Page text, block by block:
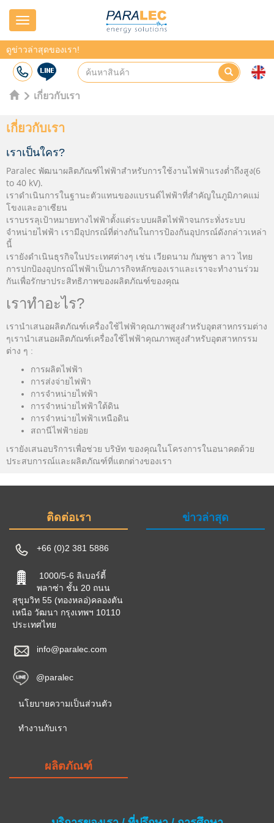
Navigation
ดูข่าวล่าสุดของเรา!
เกี่ยวกับเรา
เกี่ยวกับเรา
เราเป็นใคร?
Paralec พัฒนาผลิตภัณฑ์ไฟฟ้าสำหรับการใช้งานไฟฟ้าแรงต่ำถึงสูง(6
to 40 kV).
เราดำเนินการในฐานะตัวแทนของแบรนด์ไฟฟ้าที่สำคัญในภูมิภาคแม่
โขงและอาเซียน
เราบรรลุเป้าหมายทางไฟฟ้าตั้งแต่ระบบผลิตไฟฟ้าจนกระทั่งระบบ
จำหน่ายไฟฟ้า เรามีอุปกรณ์ที่ต่างกันในการป้องกันอุปกรณ์ดังกล่าวเหล่า
นี้
เรายังดำเนินธุรกิจในประเทศต่างๆ เช่น เวียดนาม กัมพูชา ลาว ไทย
การปกป้องอุปกรณ์ไฟฟ้าเป็นภารกิจหลักของเราและเราจะทำงานร่วม
กันเพื่อรักษาประสิทธิภาพของผลิตภัณฑ์ของคุณ
เราทำอะไร?
เรานำเสนอผลิตภัณฑ์เครื่องใช้ไฟฟ้าคุณภาพสูงสำหรับอุตสาหกรรมต่าง
ๆเรานำเสนอผลิตภัณฑ์เครื่องใช้ไฟฟ้าคุณภาพสูงสำหรับอุตสาหกรรม
ต่าง ๆ :
การผลิตไฟฟ้า
การส่งจ่ายไฟฟ้า
การจำหน่ายไฟฟ้า
การจำหน่ายไฟฟ้าใต้ดิน
การจำหน่ายไฟฟ้าเหนือดิน
สถานีไฟฟ้าย่อย
เรายังเสนอบริการเพื่อช่วย บริษัท ของคุณในโครงการในอนาคตด้วย
ประสบการณ์และผลิตภัณฑ์ที่แตกต่างของเรา
ติดต่อเรา
+66 (0)2 381 5886
1000/5-6 ลิเบอร์ตี้
พลาซ่า ชั้น 20 ถนน
สุขุมวิท 55 (ทองหลอ่)คลองตัน
เหนือ วัฒนา กรุงเทพฯ 10110
ประเทศไทย
info@paralec.com
@paralec
นโยบายความเป็นส่วนตัว
ทำงานกับเรา
ข่าวล่าสุด
ผลิตภัณฑ์